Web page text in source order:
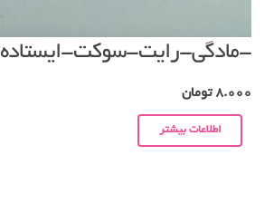
-مادگی-رایت-سوکت-ایستادهUSB
8.000 تومان
اطلاعات بیشتر